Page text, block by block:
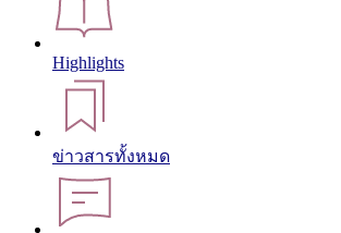
Highlights
ข่าวสารทั้งหมด